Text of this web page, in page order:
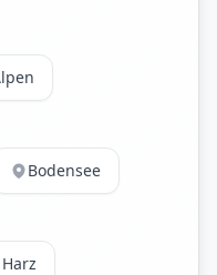
Bodensee
Harz